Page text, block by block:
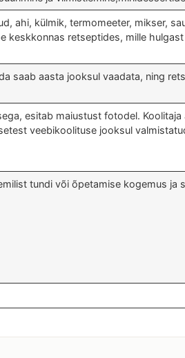
ahi, külmik, termomeeter, mikser,
keskkonnas retseptides, mille
saab aasta jooksul vaadata, ning
esitab maiustust fotodel.
veebikoolituse jooksul
tundi või õpetamise kogemus ja